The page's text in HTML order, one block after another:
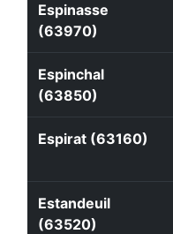
Espinasse
(63970)
Espinchal
(63850)
Espirat (63160)
Estandeuil
(63520)